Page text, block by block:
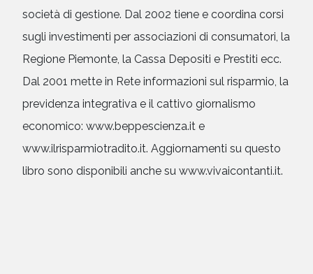
società di gestione. Dal 2002 tiene e coordina corsi
sugli investimenti per associazioni di consumatori, la
Regione Piemonte, la Cassa Depositi e Prestiti ecc.
Dal 2001 mette in Rete informazioni sul risparmio, la
previdenza integrativa e il cattivo giornalismo
economico: www.beppescienza.it e
www.ilrisparmiotradito.it. Aggiornamenti su questo
libro sono disponibili anche su www.vivaicontanti.it.